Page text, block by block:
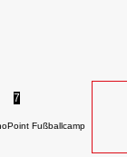
7
Fußballcamp